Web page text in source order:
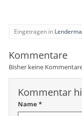
Eingetragen in
Kommentare
Bisher keine
Kommentar
Name *